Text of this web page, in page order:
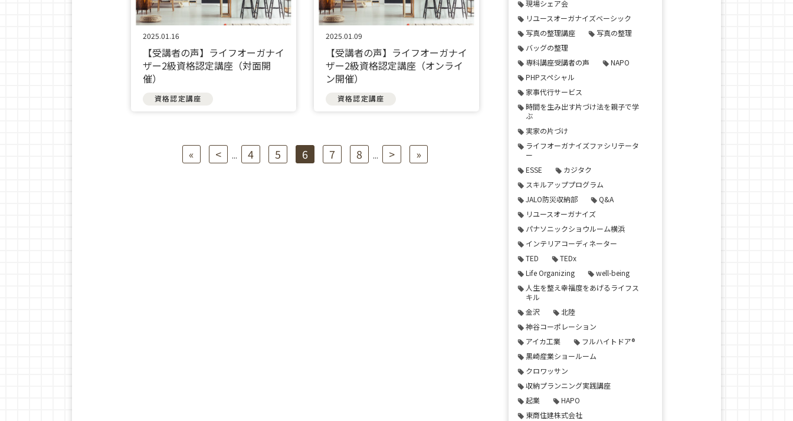
2025.01.16
【受講者の声】ライフオーガナイ
ザー2級資格認定講座（対面開
催）
資格認定講座
2025.01.09
【受講者の声】ライフオーガナイ
ザー2級資格認定講座（オンライ
ン開催）
資格認定講座
« < ... 4 5 6 7 8 ... > »
現場シェア会
リユースオーガナイズベーシック
写真の整理講座
写真の整理
バッグの整理
専科講座受講者の声
NAPO
PHPスペシャル
家事代行サービス
時間を生み出す片づけ法を親子で学
ぶ
実家の片づけ
ライフオーガナイズファシリテータ
ー
ESSE
カジタク
スキルアッププログラム
JALO防災収納部
Q&A
リユースオーガナイズ
パナソニックショウルーム横浜
インテリアコーディネーター
TED
TEDx
Life Organizing
well-being
人生を整え幸福度をあげるライフス
キル
金沢
北陸
神谷コーポレーション
アイカ工業
フルハイトドア®
黒崎産業ショールーム
クロワッサン
収納プランニング実践講座
起業
HAPO
東商住建株式会社